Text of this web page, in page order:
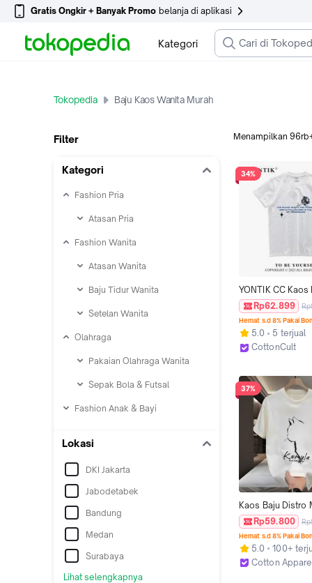
Gratis Ongkir + Banyak Promo belanja di aplikasi
Kategori
Tokopedia Baju Kaos Wanita Murah
Filter
Kategori
Fashion Pria
Atasan Pria
Fashion Wanita
Atasan Wanita
Baju Tidur Wanita
Setelan Wanita
Olahraga
Pakaian Olahraga Wanita
Sepak Bola & Futsal
Fashion Anak & Bayi
Lokasi
DKI Jakarta
Jabodetabek
Bandung
Medan
Surabaya
Lihat selengkapnya
Menampilkan
34%
YONTIK CC Kaos
Murah 100%
Branded Premium
METALIC
Katun 24S Cewe
Basic Style Crew
Nyaman
Wanita Kerah
Atasan Cewek
Combed
Cowok Baju
Rp62.899
Hemat s.d 8% Pakai
5.0
5 terjual
CottonCult
37%
Kaos Baju Distro
"KOMYLA"
Tebal Unisex
Cewe Cowo
Nyaman Atasan
Simple Oblong
Rp59.800
Hemat s.d 8% Pakai
5.0
100+
Cotton Apparel